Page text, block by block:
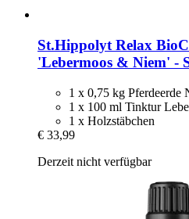
St.Hippolyt Relax
'Lebermoos & Niem' -​
1 x 0,75 kg Pferdeerde
1 x 100 ml Tinktur
1 x Holzstäbchen
€ 33,99
Derzeit nicht verfügbar